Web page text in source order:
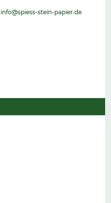
info@spiess-stein-papier.de